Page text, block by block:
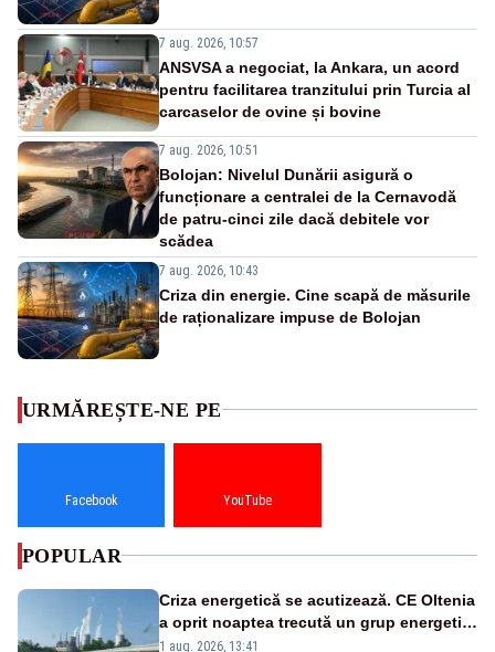
7 aug. 2026, 10:57
ANSVSA a negociat, la Ankara, un acord
pentru facilitarea tranzitului prin Turcia al
carcaselor de ovine și bovine
7 aug. 2026, 10:51
Bolojan: Nivelul Dunării asigură o
funcționare a centralei de la Cernavodă
de patru-cinci zile dacă debitele vor
scădea
7 aug. 2026, 10:43
Criza din energie. Cine scapă de măsurile
de raționalizare impuse de Bolojan
URMĂREȘTE-NE PE
Facebook YouTube
POPULAR
Criza energetică se acutizează. CE Oltenia
a oprit noaptea trecută un grup energetic
de la Rovinari
1 aug. 2026, 13:41